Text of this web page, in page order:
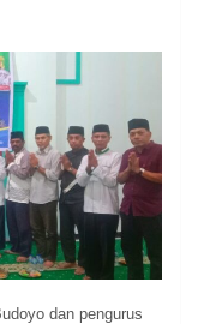
dan pengurus